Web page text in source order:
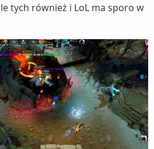
tych również i LoL ma sporo w